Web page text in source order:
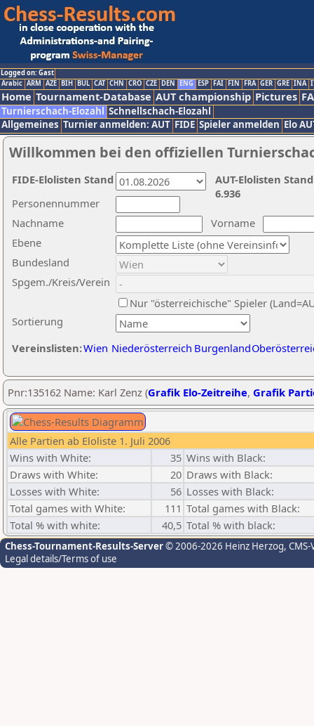
Logged on: Gast
Arabic ARM AZE BIH BUL CAT CHN CRO CZE DEN ENG ESP FAI FIN FRA GER GRE INA
Home Tournament-Database AUT championship Pictures
Turnierschach-Elozahl Schnellschach-Elozahl
Allgemeines Turnier anmelden: AUT FIDE Spieler anmelden Elo
Willkommen bei den offiziellen
Nachname
Vorname
Ebene
Sortierung
Personennummer
Bundesland
Spgem./Kreis/Verein
Nur "österreichische" Spieler
Vereinslisten:Wien Niederösterreich Burgenland
AUT-Elolisten
6.936
FIDE-Elolisten Stand
Pnr:135162 Name: Karl Zenz (Grafik Elo-Zeitreihe, Grafik
Alle Partien ab Eloliste 1. Juli 2006
Wins with White:
35 Wins with Black:
Draws with White:
20 Draws with Black:
Losses with White:
56 Losses with Black:
Total games with White:
111 Total games with Black:
Total % with white:
40,5 Total % with black:
Chess-Tournament-Results-Server© 2006-2026 Heinz Herzog,
Legal details/Terms of use